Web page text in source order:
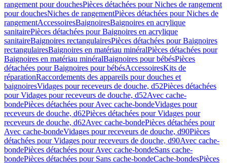
rangement pour douchesPièces détachées pour Niches de rangement
pour douchesNiches de rangementPièces détachées pour Niches de
rangementAccessoiresBaignoiresBaignoires en acrylique
sanitairePièces détachées pour Baignoires en acrylique
sanitaireBaignoires rectangulairesPièces détachées pour Baignoires
rectangulairesBaignoires en matériau minéralPièces détachées pour
Baignoires en matériau minéralBaignoires pour bébésPièces
détachées pour Baignoires pour bébésAccessoiresKits de
réparationRaccordements des appareils pour douches et
baignoiresVidages pour receveurs de douche, d52Pièces détachées
pour Vidages pour receveurs de douche, d52Avec cache-
bondePièces détachées pour Avec cache-bondeVidages pour
receveurs de douche, d62Pièces détachées pour Vidages pour
receveurs de douche, d62Avec cache-bondePièces détachées pour
Avec cache-bondeVidages pour receveurs de douche, d90Pièces
détachées pour Vidages pour receveurs de douche, d90Avec cache-
bondePièces détachées pour Avec cache-bondeSans cache-
bondePièces détachées pour Sans cache-bondeCache-bondesPièces